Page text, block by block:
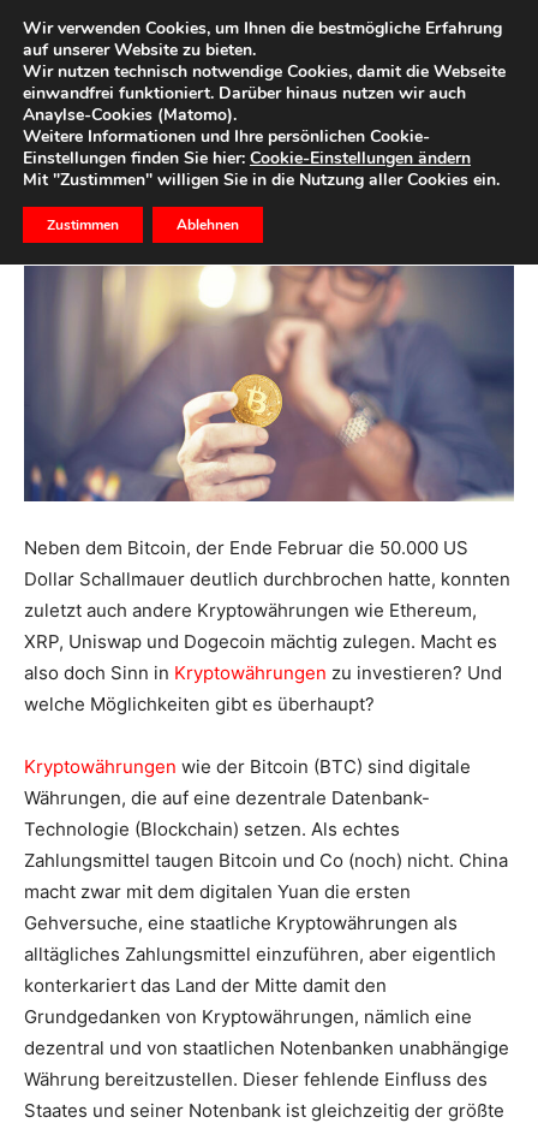
Start Ihr Geld
Jetzt in Kryptowährungen
investieren?
10. März 2021
Neben dem Bitcoin, der Ende Februar die 50.000 US
Dollar Schallmauer deutlich durchbrochen hatte, konnten
zuletzt auch andere Kryptowährungen wie Ethereum,
XRP, Uniswap und Dogecoin mächtig zulegen. Macht es
also doch Sinn in Kryptowährungen zu investieren? Und
welche Möglichkeiten gibt es überhaupt?
Kryptowährungen wie der Bitcoin (BTC) sind digitale
Währungen, die auf eine dezentrale Datenbank-
Technologie (Blockchain) setzen. Als echtes
Zahlungsmittel taugen Bitcoin und Co (noch) nicht. China
macht zwar mit dem digitalen Yuan die ersten
Gehversuche, eine staatliche Kryptowährungen als
alltägliches Zahlungsmittel einzuführen, aber eigentlich
konterkariert das Land der Mitte damit den
Grundgedanken von Kryptowährungen, nämlich eine
dezentral und von staatlichen Notenbanken unabhängige
Währung bereitzustellen. Dieser fehlende Einfluss des
Staates und seiner Notenbank ist gleichzeitig der größte
Wir verwenden Cookies, um Ihnen die bestmögliche Erfahrung
auf unserer Website zu bieten.
Wir nutzen technisch notwendige Cookies, damit die Webseite
einwandfrei funktioniert. Darüber hinaus nutzen wir auch
Anaylse-Cookies (Matomo).
Weitere Informationen und Ihre persönlichen Cookie-
Einstellungen finden Sie hier: Cookie-Einstellungen ändern
Mit "Zustimmen" willigen Sie in die Nutzung aller Cookies ein.
Zustimmen Ablehnen